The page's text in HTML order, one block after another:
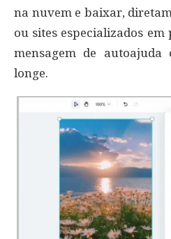
na nuvem e baixar,
ou sites especializados em
mensagem de autoajuda
longe.